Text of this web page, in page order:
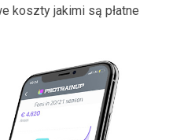
koszty jakimi są płatne